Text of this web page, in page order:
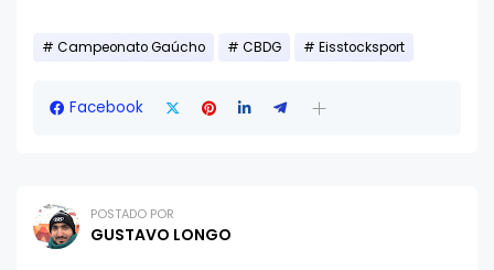
Campeonato Gaúcho CBDG Eisstocksport
Facebook
POSTADO POR
GUSTAVO LONGO